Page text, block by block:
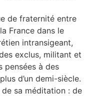
de fraternité entre
France dans le
intransigeant,
exclus, militant et
pensées à des
d’un demi-siècle.
sa méditation : de